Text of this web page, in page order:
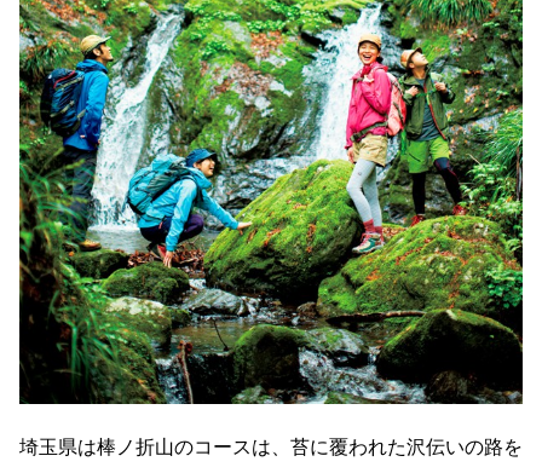
埼玉県は棒ノ折山のコースは、苔に覆われた沢伝いの路を